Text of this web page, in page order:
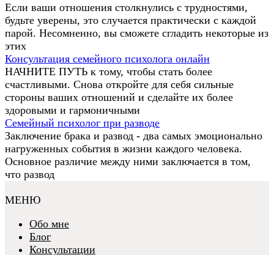
Если ваши отношения столкнулись с трудностями,
будьте уверены, это случается практически с каждой
парой. Несомненно, вы сможете сгладить некоторые из
этих
Консультация семейного психолога онлайн
НАЧНИТЕ ПУТЬ к тому, чтобы стать более
счастливыми. Снова откройте для себя сильные
стороны ваших отношений и сделайте их более
здоровыми и гармоничными
Семейный психолог при разводе
Заключение брака и развод - два самых эмоционально
нагруженных события в жизни каждого человека.
Основное различие между ними заключается в том,
что развод
МЕНЮ
Обо мне
Блог
Консультации